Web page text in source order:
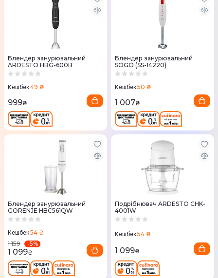
Блендер занурювальний
ARDESTO HBG-600B
Кешбек49 ₴
999₴
Блендер занурювальний
SOGO (SS-14220)
Кешбек50 ₴
1 007₴
Блендер занурювальний
GORENJE HBC561QW
Кешбек54 ₴
1 159
-5%
1 099₴
Подрібнювач ARDESTO CHK-
4001W
Кешбек54 ₴
1 099₴